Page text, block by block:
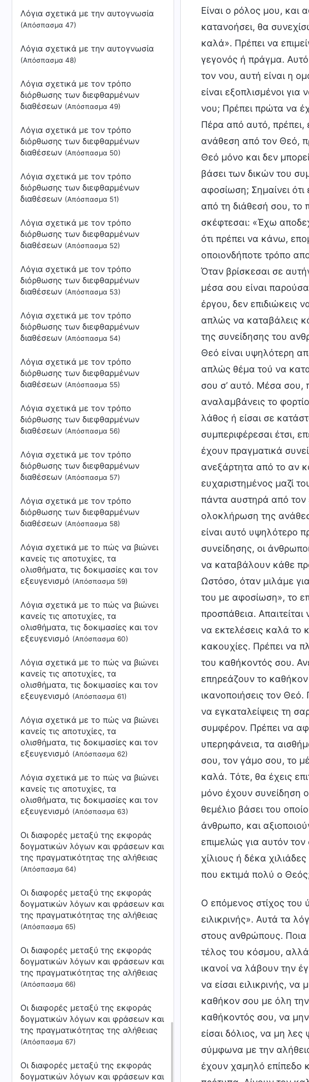
Λόγια σχετικά με την αυτογνωσία
(Απόσπασμα 47)
Λόγια σχετικά με την αυτογνωσία
(Απόσπασμα 48)
Λόγια σχετικά με τον τρόπο
διόρθωσης των διεφθαρμένων
διαθέσεων (Απόσπασμα 49)
Λόγια σχετικά με τον τρόπο
διόρθωσης των διεφθαρμένων
διαθέσεων (Απόσπασμα 50)
Λόγια σχετικά με τον τρόπο
διόρθωσης των διεφθαρμένων
διαθέσεων (Απόσπασμα 51)
Λόγια σχετικά με τον τρόπο
διόρθωσης των διεφθαρμένων
διαθέσεων (Απόσπασμα 52)
Λόγια σχετικά με τον τρόπο
διόρθωσης των διεφθαρμένων
διαθέσεων (Απόσπασμα 53)
Λόγια σχετικά με τον τρόπο
διόρθωσης των διεφθαρμένων
διαθέσεων (Απόσπασμα 54)
Λόγια σχετικά με τον τρόπο
διόρθωσης των διεφθαρμένων
διαθέσεων (Απόσπασμα 55)
Λόγια σχετικά με τον τρόπο
διόρθωσης των διεφθαρμένων
διαθέσεων (Απόσπασμα 56)
Λόγια σχετικά με τον τρόπο
διόρθωσης των διεφθαρμένων
διαθέσεων (Απόσπασμα 57)
Λόγια σχετικά με τον τρόπο
διόρθωσης των διεφθαρμένων
διαθέσεων (Απόσπασμα 58)
Λόγια σχετικά με το πώς να βιώνει
κανείς τις αποτυχίες, τα
ολισθήματα, τις δοκιμασίες και τον
εξευγενισμό (Απόσπασμα 59)
Λόγια σχετικά με το πώς να βιώνει
κανείς τις αποτυχίες, τα
ολισθήματα, τις δοκιμασίες και τον
εξευγενισμό (Απόσπασμα 60)
Λόγια σχετικά με το πώς να βιώνει
κανείς τις αποτυχίες, τα
ολισθήματα, τις δοκιμασίες και τον
εξευγενισμό (Απόσπασμα 61)
Λόγια σχετικά με το πώς να βιώνει
κανείς τις αποτυχίες, τα
ολισθήματα, τις δοκιμασίες και τον
εξευγενισμό (Απόσπασμα 62)
Λόγια σχετικά με το πώς να βιώνει
κανείς τις αποτυχίες, τα
ολισθήματα, τις δοκιμασίες και τον
εξευγενισμό (Απόσπασμα 63)
Οι διαφορές μεταξύ της εκφοράς
δογματικών λόγων και φράσεων και
της πραγματικότητας της αλήθειας
(Απόσπασμα 64)
Οι διαφορές μεταξύ της εκφοράς
δογματικών λόγων και φράσεων και
της πραγματικότητας της αλήθειας
(Απόσπασμα 65)
Οι διαφορές μεταξύ της εκφοράς
δογματικών λόγων και φράσεων και
της πραγματικότητας της αλήθειας
(Απόσπασμα 66)
Οι διαφορές μεταξύ της εκφοράς
δογματικών λόγων και φράσεων και
της πραγματικότητας της αλήθειας
(Απόσπασμα 67)
Οι διαφορές μεταξύ της εκφοράς
δογματικών λόγων και φράσεων και
Είναι ο ρόλος μου, και
κατανοήσει, θα
καλά». Πρέπει να
γεγονός ή πράγμα.
τον νου, αυτή είναι η
είναι εξοπλισμένοι
νου; Πρέπει πρώτα να
Πέρα από αυτό, πρέπει,
ανάθεση από τον Θεό,
Θεό μόνο και δεν
βάσει των δικών του
αφοσίωση; Σημαίνει
από τη διάθεσή σου, το
σκέφτεσαι: «Έχω
ότι πρέπει να κάνω,
οποιονδήποτε τρόπο
Όταν βρίσκεσαι σε
μέσα σου είναι
έργου, δεν επιδιώκεις
απλώς να καταβάλεις
της συνείδησης του
Θεό είναι υψηλότερη
απλώς θέμα τού να
σου σ’ αυτό. Μέσα σου,
αναλαμβάνεις το
λάθος ή είσαι σε
συμπεριφέρεσαι έτσι,
έχουν πραγματικά
ανεξάρτητα από το αν
ευχαριστημένος μαζί
πάντα αυστηρά από τον
ολοκλήρωση της
είναι αυτό υψηλότερο
συνείδησης, οι
να καταβάλουν κάθε
Ωστόσο, όταν μιλάμε
του με αφοσίωση», το
προσπάθεια.
να εκτελέσεις καλά το
κακουχίες. Πρέπει να
του καθήκοντός σου.
επηρεάζουν το καθήκον
ικανοποιήσεις τον Θεό.
να εγκαταλείψεις τη
συμφέρον. Πρέπει να
υπερηφάνεια, τα
σου, τον γάμο σου, το
καλά. Τότε, θα έχεις
μόνο έχουν συνείδηση
θεμέλιο βάσει του
άνθρωπο, και
επιμελώς για αυτόν
χίλιους ή δέκα
που εκτιμά πολύ ο
Ο επόμενος στίχος του
ειλικρινής». Αυτά τα
στους ανθρώπους. Ποια
τέλος του κόσμου, αλλά
ικανοί να λάβουν την
να είσαι ειλικρινής, να
καθήκον σου με όλη
καθήκοντός σου, να
είσαι δόλιος, να μη
σύμφωνα με την
έχουν χαμηλό επίπεδο